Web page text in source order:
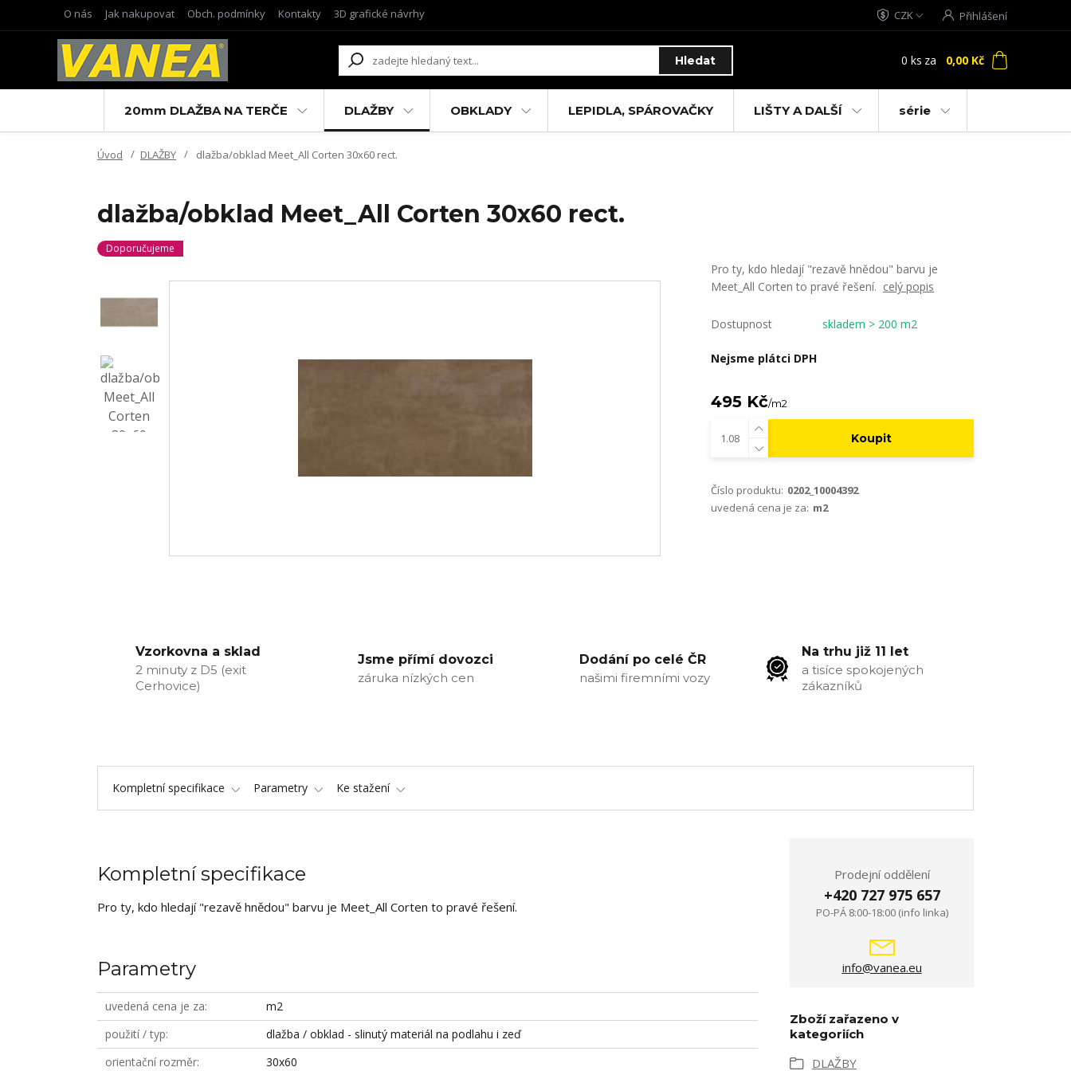
O nás Jak nakupovat Obch. podmínky Kontakty 3D grafické návrhy CZK Přihlášení
Hledat 0 ks za 0,00 Kč
20mm DLAŽBA NA TERČE DLAŽBY OBKLADY LEPIDLA, SPÁROVAČKY LIŠTY A DALŠÍ série
Úvod DLAŽBY dlažba/obklad Meet_All Corten 30x60 rect.
dlažba/obklad Meet_All Corten 30x60 rect.
Doporučujeme
Pro ty, kdo hledají "rezavě hnědou" barvu je
Meet_All Corten to pravé řešení. celý popis
Dostupnost skladem > 200 m2
Nejsme plátci DPH
495 Kč/m2
Koupit
Číslo produktu: 0202_10004392
uvedená cena je za: m2
Vzorkovna a sklad
2 minuty z D5 (exit
Cerhovice)
Jsme přímí dovozci
záruka nízkých cen
Dodání po celé ČR
našimi firemními vozy
Na trhu již 11 let
a tisíce spokojených
zákazníků
Kompletní specifikace Parametry Ke stažení
Kompletní specifikace
Pro ty, kdo hledají "rezavě hnědou" barvu je Meet_All Corten to pravé řešení.
Parametry
uvedená cena je za
m2
použití / typ
dlažba / obklad - slinutý materiál na podlahu i zeď
orientační rozměr
30x60
Prodejní oddělení
+420 727 975 657
PO-PÁ 8:00-18:00 (info linka)
info@vanea.eu
Zboží zařazeno v
kategoriích
DLAŽBY